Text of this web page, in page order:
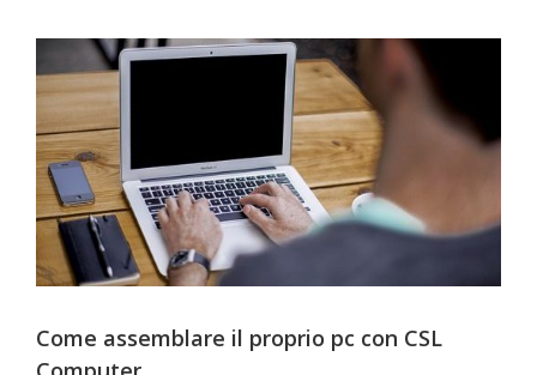
Come assemblare il proprio pc con CSL